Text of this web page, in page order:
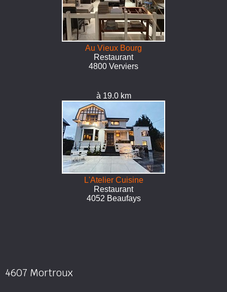
Au Vieux Bourg
Restaurant
4800 Verviers
à 19.0 km
L'Atelier Cuisine
Restaurant
4052 Beaufays
4607 Mortroux